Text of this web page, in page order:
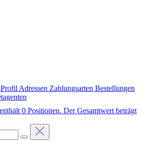
Adressen Zahlungsarten Bestellungen
0 Positionen. Der Gesamtwert beträgt